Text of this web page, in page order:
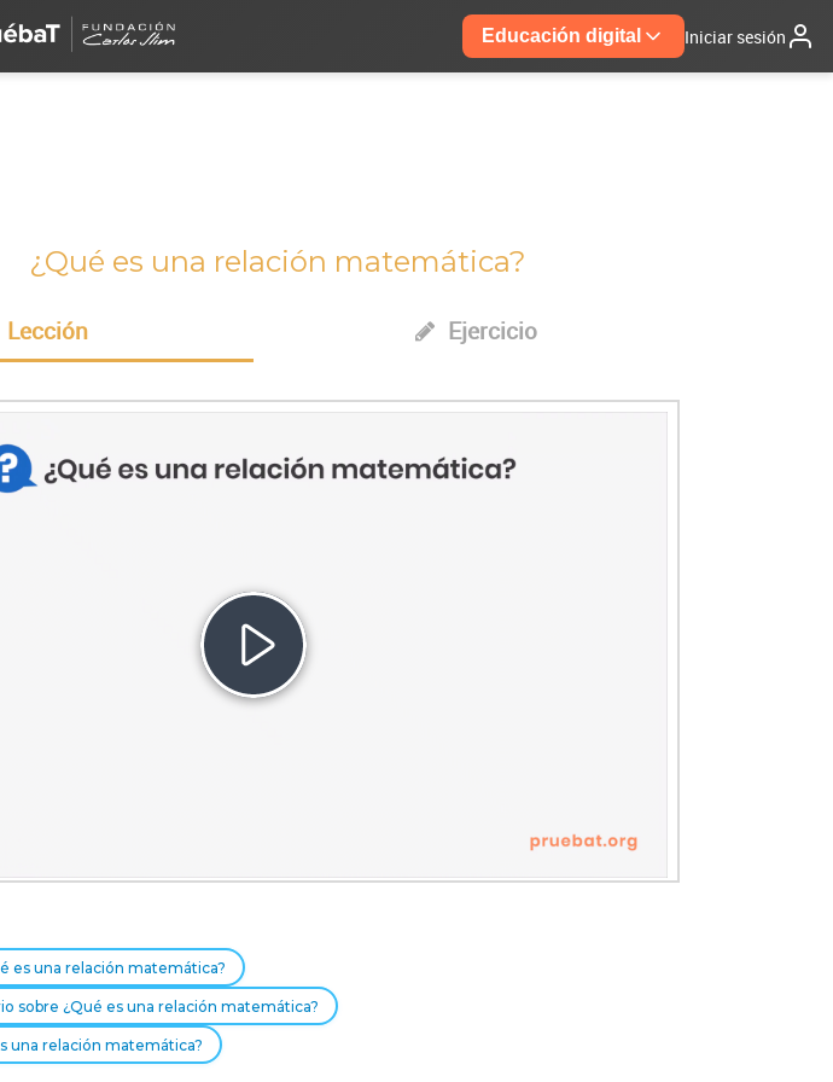
Educación digital Iniciar sesión
¿Qué es una relación matemática?
Lección Ejercicio
Reproducir
es una relación matemática?
sobre ¿Qué es una relación matemática?
una relación matemática?